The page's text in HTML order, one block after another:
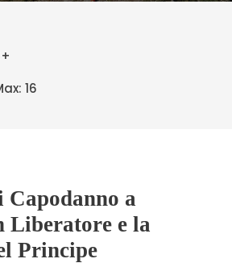
16
a
Liberatore e la
Principe